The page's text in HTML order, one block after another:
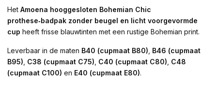
Het Amoena hooggesloten Bohemian Chic
prothese‑badpak zonder beugel en licht voorgevormde
cup heeft frisse blauwtinten met een rustige Bohemian print.
Leverbaar in de maten B40 (cupmaat B80) B46 (cupmaat
B95) C38 (cupmaat C75) C40 (cupmaat C80) C48
(cupmaat C100) en E40 (cupmaat E80).